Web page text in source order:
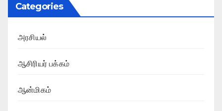
Categories
அரசியல்
ஆசிரியர் பக்கம்
ஆன்மிகம்